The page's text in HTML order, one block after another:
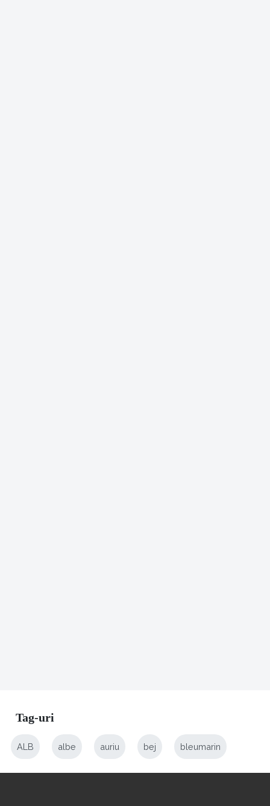
Tag-uri
ALB albe auriu bej bleumarin